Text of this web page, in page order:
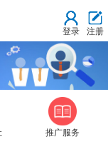
登录 注册
推广服务